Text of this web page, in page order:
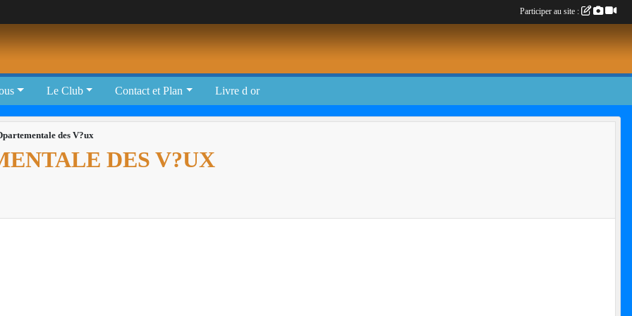
Le Club Contact et Plan Livre d or
des V?ux
DES V?UX
Participer au site :